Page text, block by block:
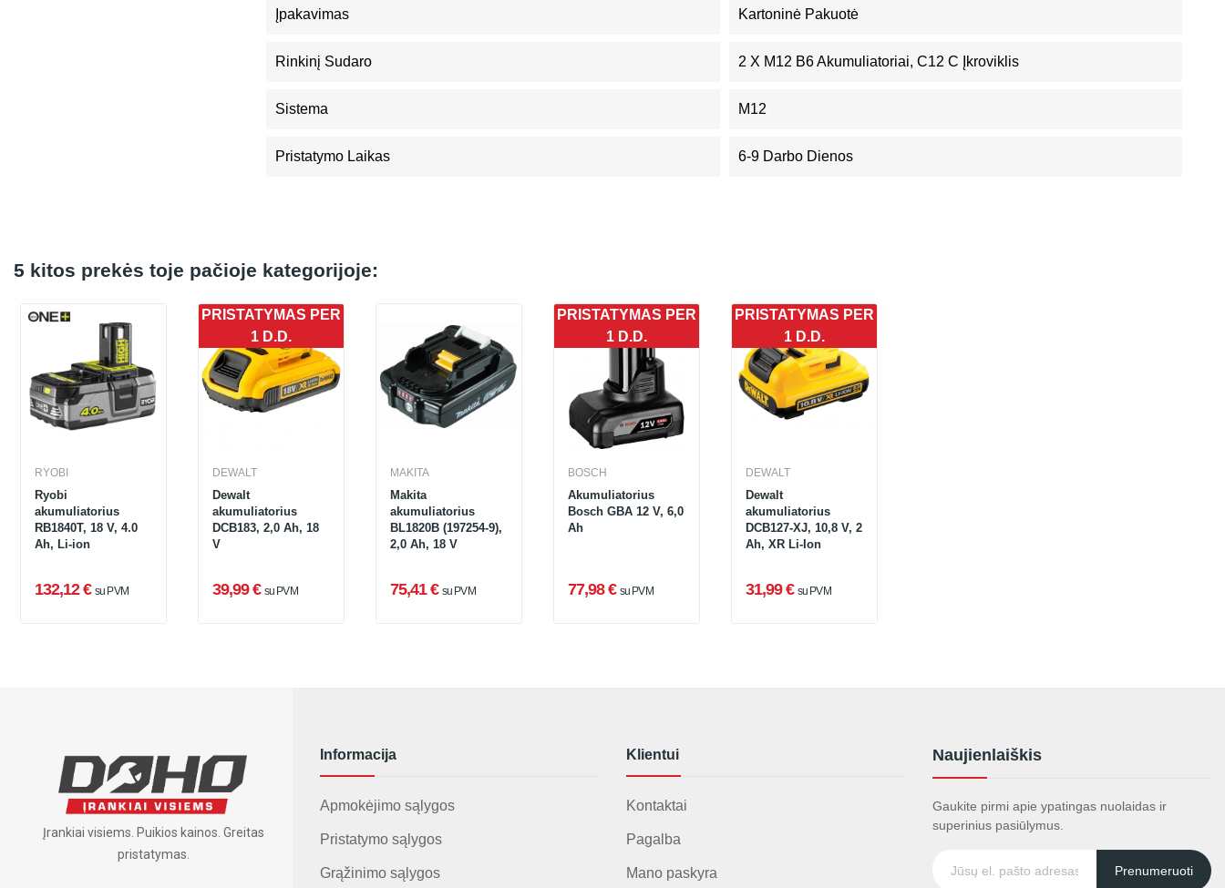
Įpakavimas Kartoninė Pakuotė
Rinkinį Sudaro 2 X M12 B6 Akumuliatoriai, C12 C Įkroviklis
Sistema M12
Pristatymo Laikas 6-9 Darbo Dienos
5 kitos prekės toje pačioje kategorijoje:
RYOBI
Ryobi
akumuliatorius
RB1840T, 18 V, 4.0
Ah, Li-ion
132,12 € su PVM
PRISTATYMAS PER
1 D.D.
DEWALT
Dewalt
akumuliatorius
DCB183, 2,0 Ah, 18
V
39,99 € su PVM
MAKITA
Makita
akumuliatorius
BL1820B (197254-9),
2,0 Ah, 18 V
75,41 € su PVM
PRISTATYMAS PER
1 D.D.
BOSCH
Akumuliatorius
Bosch GBA 12 V, 6,0
Ah
77,98 € su PVM
PRISTATYMAS PER
1 D.D.
DEWALT
Dewalt
akumuliatorius
DCB127-XJ, 10,8 V, 2
Ah, XR Li-Ion
31,99 € su PVM
Įrankiai visiems. Puikios kainos. Greitas
pristatymas.
Informacija
Apmokėjimo sąlygos
Pristatymo sąlygos
Grąžinimo sąlygos
Klientui
Kontaktai
Pagalba
Mano paskyra
Naujienlaiškis
Gaukite pirmi apie ypatingas nuolaidas ir
superinius pasiūlymus.
Prenumeruoti